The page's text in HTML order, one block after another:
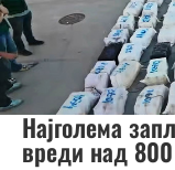
Најголема
вреди над